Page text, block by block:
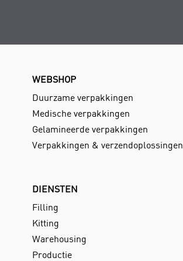
WEBSHOP
Duurzame verpakkingen
Medische verpakkingen
Gelamineerde verpakkingen
Verpakkingen & verzendoplossingen
DIENSTEN
Filling
Kitting
Warehousing
Productie